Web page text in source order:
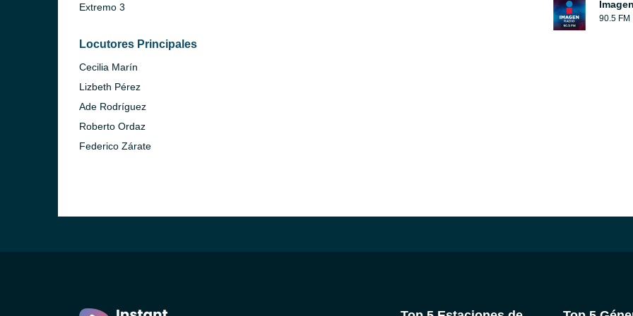
Extremo 3
Locutores Principales
Cecilia Marín
Lizbeth Pérez
Ade Rodríguez
Roberto Ordaz
Federico Zárate
Imagen
90.5 FM